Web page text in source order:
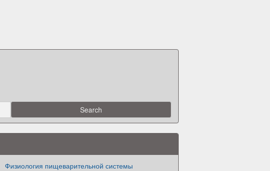
Физиология пищеварительной системы